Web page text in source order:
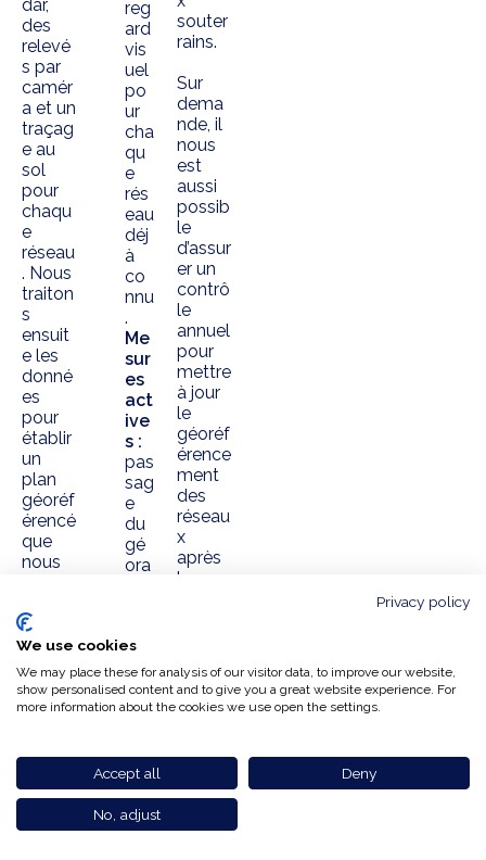
dar,
des
relevé
s par
camér
a et un
traçag
e au
sol
pour
chaqu
e
réseau
. Nous
traiton
s
ensuit
e les
donné
es
pour
établir
un
plan
géoréf
érencé
que
nous
PDF et
en
fichiers
SIG.
des
vous
perme
ttent
reg
ard
vis
uel
po
ur
cha
qu
e
rés
eau
déj
à
co
nnu
.
Me
sur
es
act
ive
s :
pas
sag
e
du
gé
ora
loc
alis
er
cha
can
alis
ati
on,
souter
rains.
Sur
dema
nde, il
nous
est
aussi
possib
le
d’assur
er un
contrô
le
annuel
pour
mettre
à jour
le
géoréf
érence
ment
des
réseau
x
après
les
Privacy policy
We use cookies
We may place these for analysis of our visitor data, to improve our website,
show personalised content and to give you a great website experience. For
more information about the cookies we use open the settings.
Accept all Deny
No, adjust